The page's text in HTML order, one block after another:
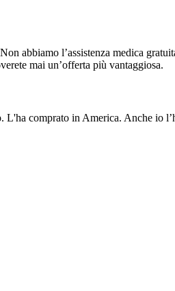
abbiamo l’assistenza medica
mai un’offerta più vantaggiosa.
comprato in America. Anche io